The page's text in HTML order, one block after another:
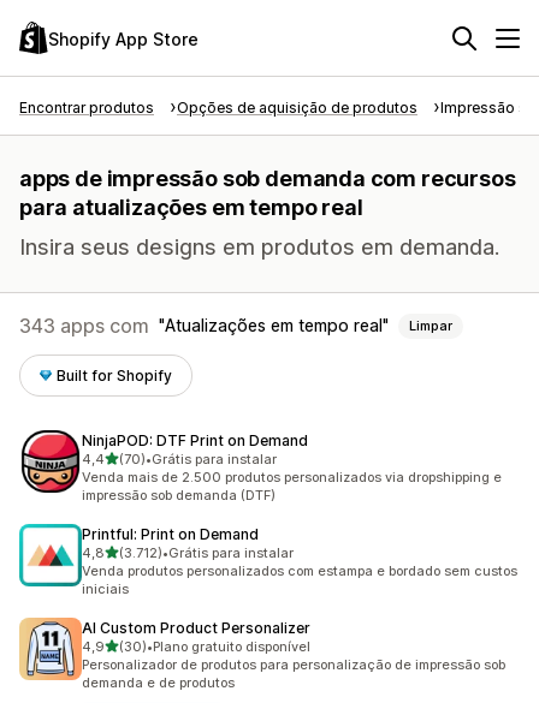
Shopify App Store
Encontrar produtos Opções de aquisição de produtos Impressão
apps de impressão sob demanda com recursos
para atualizações em tempo real
Insira seus designs em produtos em demanda.
343 apps com Atualizações em tempo real Limpar
Built for Shopify
NinjaPOD: DTF Print on Demand
4,4de 5 estrelas
(70)
70 avaliações ao todo
•Grátis para instalar
Venda mais de 2.500 produtos personalizados via dropshipping e
impressão sob demanda (DTF)
Printful: Print on Demand
4,8de 5 estrelas
(3.712)
3712 avaliações ao todo
•Grátis para instalar
Venda produtos personalizados com estampa e bordado sem custos
iniciais
AI Custom Product Personalizer
4,9de 5 estrelas
(30)
30 avaliações ao todo
•Plano gratuito disponível
Personalizador de produtos para personalização de impressão sob
demanda e de produtos